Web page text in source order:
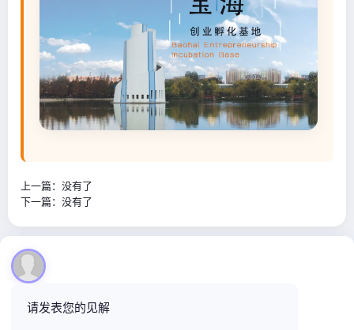
上一篇：没有了
下一篇：没有了
请发表您的见解